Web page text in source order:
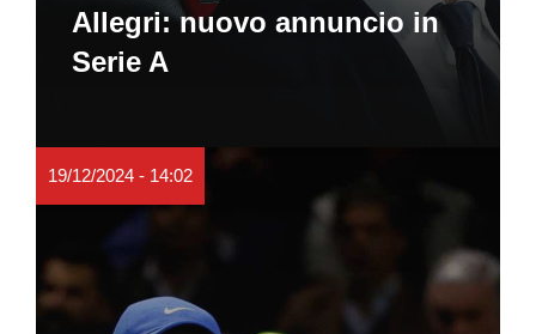
Allegri: nuovo annuncio in
Serie A
19/12/2024 - 14:02